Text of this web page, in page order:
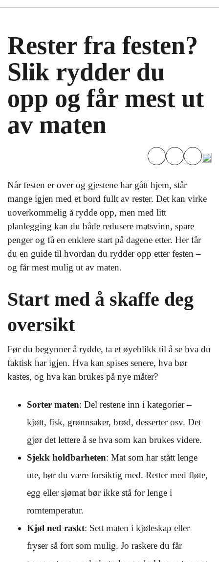
Rester fra festen?
Slik rydder du
opp og får mest ut
av maten
Når festen er over og gjestene har gått hjem, står
mange igjen med et bord fullt av rester. Det kan virke
uoverkommelig å rydde opp, men med litt
planlegging kan du både redusere matsvinn, spare
penger og få en enklere start på dagene etter. Her får
du en guide til hvordan du rydder opp etter festen –
og får mest mulig ut av maten.
Start med å skaffe deg
oversikt
Før du begynner å rydde, ta et øyeblikk til å se hva du
faktisk har igjen. Hva kan spises senere, hva bør
kastes, og hva kan brukes på nye måter?
Sorter maten: Del restene inn i kategorier –
kjøtt, fisk, grønnsaker, brød, desserter osv. Det
gjør det lettere å se hva som kan brukes videre.
Sjekk holdbarheten: Mat som har stått lenge
ute, bør du være forsiktig med. Retter med fløte,
egg eller sjømat bør ikke stå for lenge i
romtemperatur.
Kjøl ned raskt: Sett maten i kjøleskap eller
fryser så fort som mulig. Jo raskere du får